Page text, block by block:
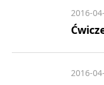
2016-
2016-